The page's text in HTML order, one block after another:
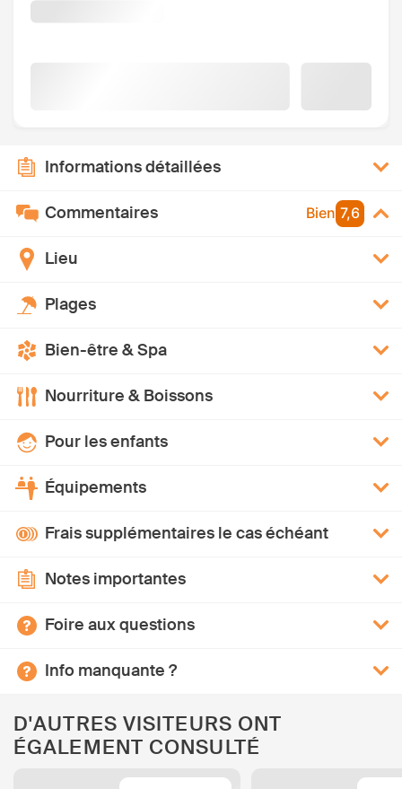
Informations détaillées
Commentaires Bien 7,6
Lieu
Plages
Bien-être & Spa
Nourriture & Boissons
Pour les enfants
Équipements
Frais supplémentaires le cas échéant
Notes importantes
Foire aux questions
Info manquante ?
D'AUTRES VISITEURS ONT
ÉGALEMENT CONSULTÉ